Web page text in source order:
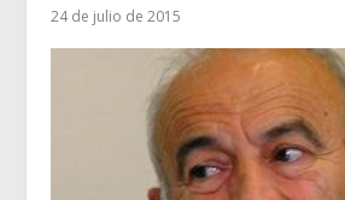
24 de julio de 2015